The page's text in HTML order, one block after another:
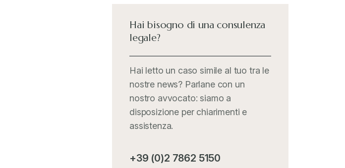
Hai bisogno di una consulenza
legale?
Hai letto un caso simile al tuo tra le
nostre news? Parlane con un
nostro avvocato: siamo a
disposizione per chiarimenti e
assistenza.
+39 (0)2 7862 5150